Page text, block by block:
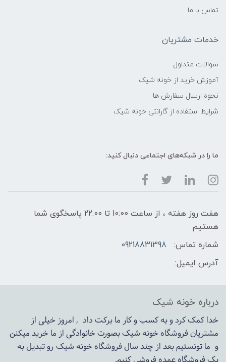
تماس با ما
خدمات مشتریان
سوالات متداول
آموزش خرید از خونه شیک
نحوه ارسال سفارش ها
شرایط استفاده از گارانتی خونه شیک
ما را در شبکه‌های اجتماعی دنبال کنید:
هفت روز هفته ، از ساعت 10:00 تا 22:00 پاسخگوی شما
هستیم
شماره تماس:
09218831398
آدرس ایمیل:
درباره خونه شیک
خدا کمک کرد و به کسب و کار ما برکت داد , امروز خیلی از
مشتریان فروشگاه خونه شیک بصورت خانوادگی از ما خرید میکنن
و ما تونستیم بعد از چند سال فروشگاهخونه شیکرو تبدیل به